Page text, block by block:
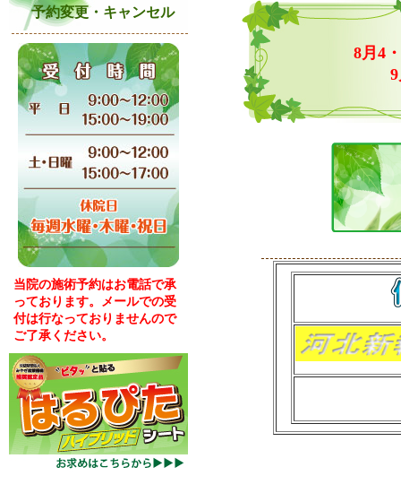
予約変更・キャンセル
当院の施術予約はお電話で承
っております。メールでの受
付は行なっておりませんので
ご了承ください。
8月4